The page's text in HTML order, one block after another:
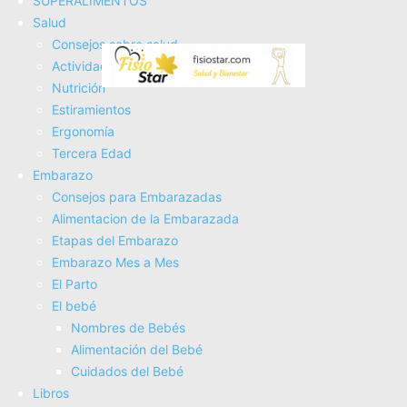
Salud
Consejos sobre salud
Actividad Fí­sica
Nutrición
Estiramientos
Ergonomí­a
Tercera Edad
Embarazo
Consejos para Embarazadas
Alimentacion de la Embarazada
Etapas del Embarazo
Embarazo Mes a Mes
El Parto
El bebé
Nombres de Bebés
Alimentación del Bebé
Cuidados del Bebé
Libros
Tienda Deporte
Tienda Salud
Tienda Bebes
Fisioterapia
Electroterapia
Tratamientos
Masajes
SUPERALIMENTOS
Salud
Consejos sobre salud
Actividad Fí­sica
Nutrición
Estiramientos
Ergonomí­a
Tercera Edad
Embarazo
Consejos para Embarazadas
Alimentacion de la Embarazada
Etapas del Embarazo